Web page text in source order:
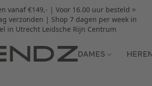
vanaf €149,- | Voor 16.00 uur besteld =
verzonden | Shop 7 dagen per week in
in Utrecht Leidsche Rijn Centrum
DAMES